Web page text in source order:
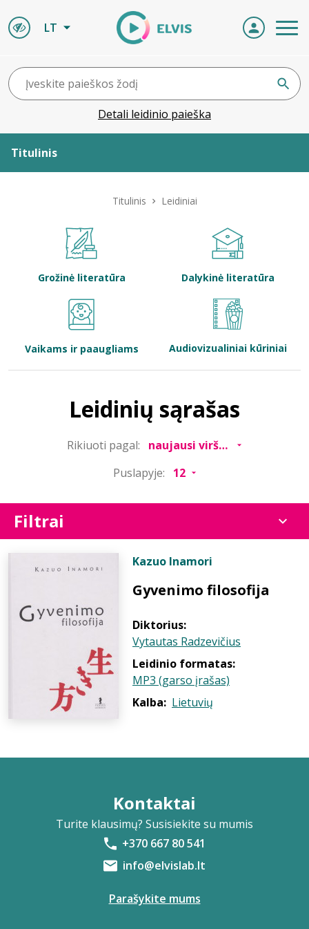
LT
Detali leidinio paieška
Titulinis
Bibliotekoms
Titulinis Leidiniai
Grožinė literatūra Dalykinė literatūra
Vaikams ir paaugliams Audiovizualiniai kūriniai
Leidinių sąrašas
Rikiuoti pagal:
Puslapyje:
Filtrai
Kazuo Inamori
Gyvenimo filosofija
Diktorius:
Vytautas Radzevičius
Leidinio formatas:
MP3 (garso įrašas)
Kalba: Lietuvių
Kontaktai
Turite klausimų? Susisiekite su mumis
+370 667 80 541
info@elvislab.lt
Parašykite mums